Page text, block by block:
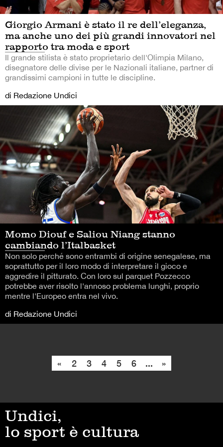
Giorgio Armani è stato il re dell’eleganza,
ma anche uno dei più grandi innovatori nel
rapporto tra moda e sport
Il grande stilista è stato proprietario dell'Olimpia Milano,
disegnatore delle divise per le Nazionali italiane, partner di
grandissimi campioni in tutte le discipline.
di Redazione Undici
Momo Diouf e Saliou Niang stanno
cambiando l’Italbasket
Non solo perché sono entrambi di origine senegalese, ma
soprattutto per il loro modo di interpretare il gioco e
aggredire il pitturato. Con loro sul parquet Pozzecco
potrebbe aver risolto l'annoso problema lunghi, proprio
mentre l'Europeo entra nel vivo.
di Redazione Undici
« 2 3 4 5 6 ... »
Undici,
lo sport è cultura